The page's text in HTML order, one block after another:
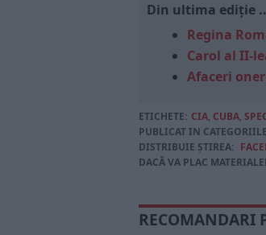
Din ultima ediție
Regina
Carol al II-
Afaceri
ETICHETE: CIA, CUBA,
PUBLICAT IN
DISTRIBUIE ȘTIREA:
DACĂ VA PLAC
RECOMANDARI